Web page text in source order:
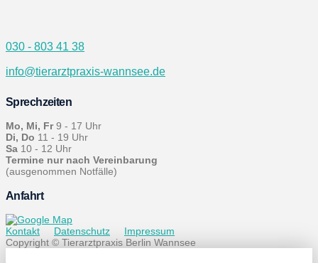
030 - 803 41 38
info@tierarztpraxis-wannsee.de
Sprechzeiten
Mo, Mi, Fr9 - 17 Uhr
Di, Do 11 - 19 Uhr
Sa 10 - 12 Uhr
Termine nur nach Vereinbarung
(ausgenommen Notfälle)
Anfahrt
Kontakt Datenschutz
Impressum
Copyright © Tierarztpraxis Berlin Wannsee